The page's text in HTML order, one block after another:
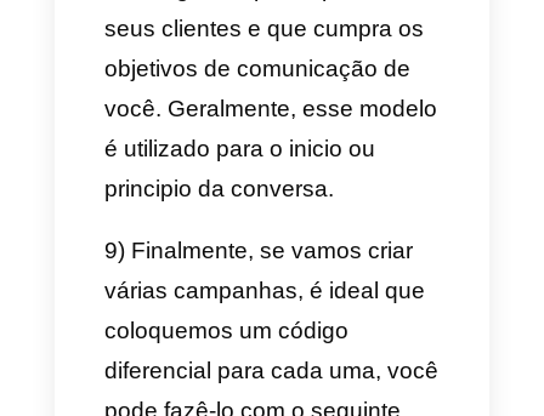
Como configurar um
anúncio do WhatsApp na
Meta Ads Manager
A segunda maneira de
configurar anúncios é através
do seu ads manager na Meta
do Facebook, para isso vamos